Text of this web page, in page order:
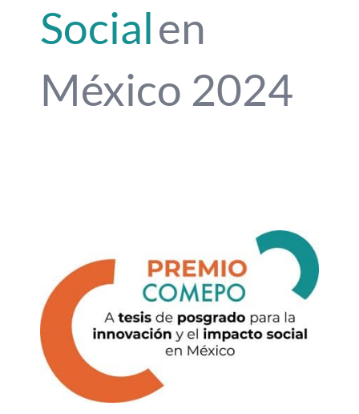
Socialen
México 2024